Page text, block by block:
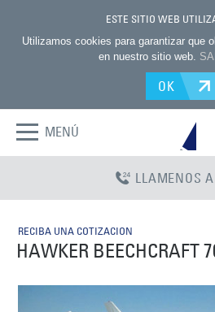
ESTE SITIO WEB
Utilizamos cookies para garantizar que
en nuestro sitio web.
OK
MENÚ
LLAMENOS
RECIBA UNA COTIZACION
HAWKER BEECHCRAFT